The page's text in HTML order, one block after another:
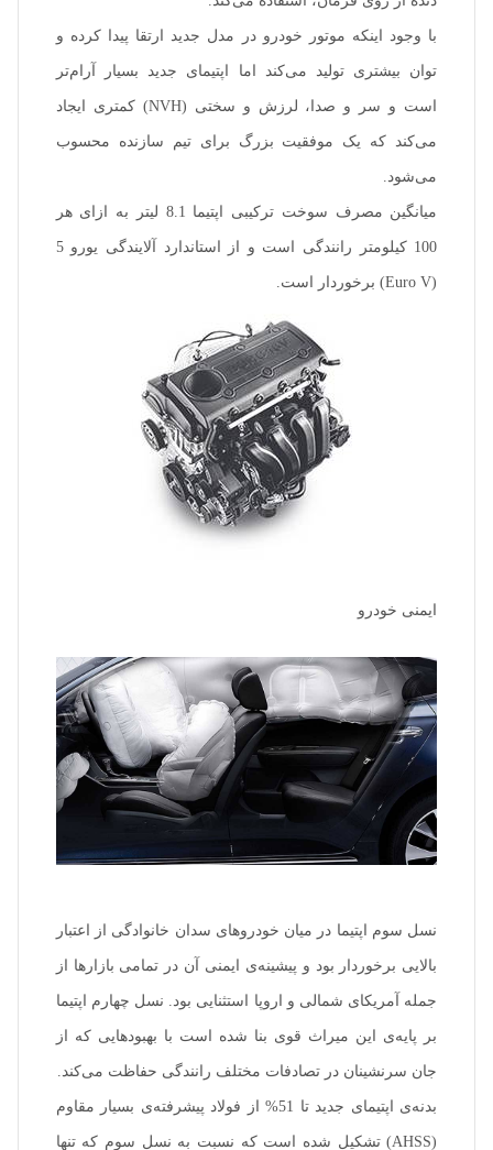
با وجود اینکه موتور خودرو در مدل جدید ارتقا پیدا کرده و
توان بیشتری تولید می‌کند اما اپتیمای جدید بسیار آرام‌تر
است و سر و صدا، لرزش و سختی (NVH) کمتری ایجاد
می‌کند که یک موفقیت بزرگ برای تیم سازنده محسوب
می‌شود.
میانگین مصرف سوخت ترکیبی اپتیما 8.1 لیتر به ازای هر
100 کیلومتر رانندگی است و از استاندارد آلایندگی یورو 5
(Euro V) برخوردار است.
ایمنی خودرو
نسل سوم اپتیما در میان خودروهای سدان خانوادگی از اعتبار
بالایی برخوردار بود و پیشینه‌ی ایمنی آن در تمامی بازارها از
جمله آمریکای شمالی و اروپا استثنایی بود. نسل چهارم اپتیما
بر پایه‌ی این میراث قوی بنا شده است با بهبودهایی که از
جان سرنشینان در تصادفات مختلف رانندگی حفاظت می‌کند.
بدنه‌ی اپتیمای جدید تا 51% از فولاد پیشرفته‌ی بسیار مقاوم
(AHSS) تشکیل شده است که نسبت به نسل سوم که تنها